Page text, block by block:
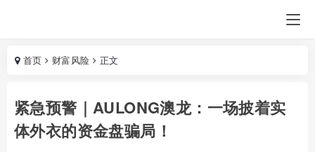
首页 财富风险 正文
紧急预警｜AULONG澳龙：一场披着实
体外衣的资金盘骗局！